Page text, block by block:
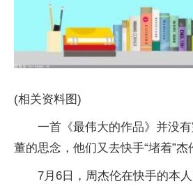
(相关资料图)
一首《最伟大的作品》并没
董的思念，他们又去快手“堵着”杰
7月6日，周杰伦在快手的本